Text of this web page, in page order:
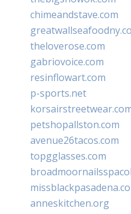
chimeandstave.com
theloverose.com
gabriovoice.com
resinflowart.com
p-sports.net
petshopallston.com
avenue26tacos.com
topgglasses.com
anneskitchen.org